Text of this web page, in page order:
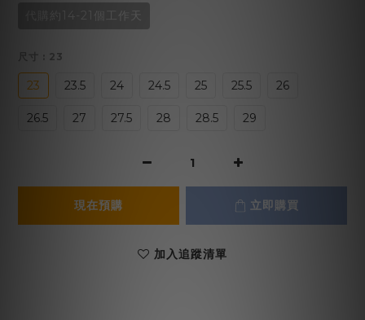
代購約14-21個工作天
: 23
23 23.5 24 24.5 25 25.5 26
26.5 27 27.5 28 28.5 29
現在預購 立即購買
加入追蹤清單